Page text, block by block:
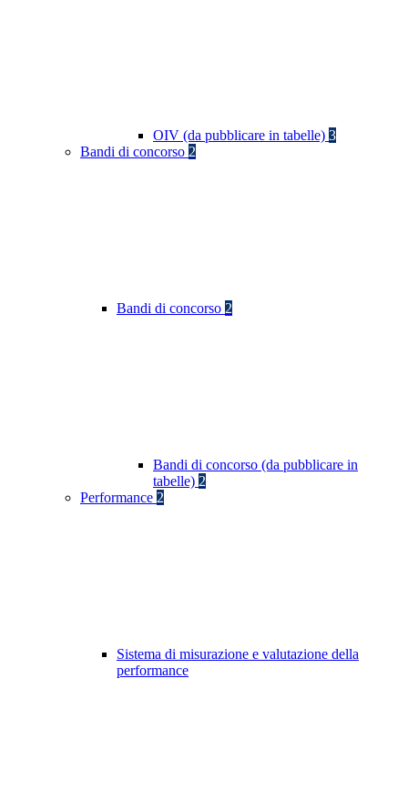
OIV (da pubblicare in tabelle) 3
Bandi di concorso 2
Bandi di concorso 2
Bandi di concorso (da pubblicare in
tabelle) 2
Performance 2
Sistema di misurazione e valutazione della
performance